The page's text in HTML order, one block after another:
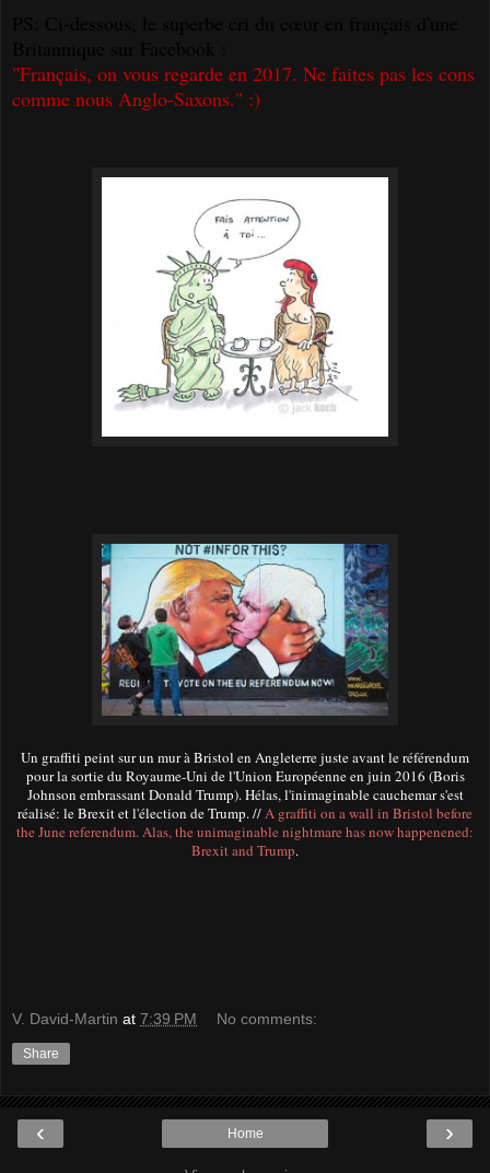
"Français, on vous regarde en 2017. Ne faites pas les cons
comme nous Anglo-Saxons." :)
Un graffiti peint sur un mur à Bristol en Angleterre juste avant le référendum
pour la sortie du Royaume-Uni de l'Union Européenne en juin 2016 (Boris
Johnson embrassant Donald Trump). Hélas, l'inimaginable cauchemar s'est
réalisé: le Brexit et l'élection de Trump. //A graffiti on a wall in Bristol before
the June referendum. Alas, the unimaginable nightmare has now happenened:
Brexit and Trump.
V. David-Martin at 7:39 PM No comments:
Share
‹ ›
Home